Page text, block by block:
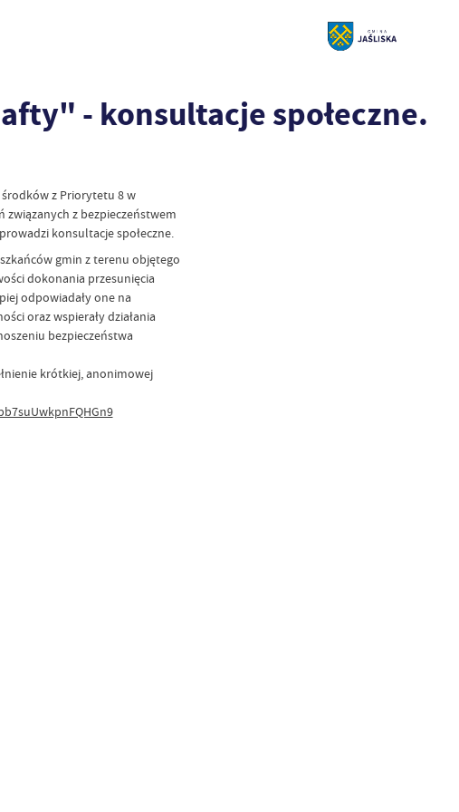
- konsultacje społeczne.
z Priorytetu 8 w
związanych z bezpieczeństwem
konsultacje społeczne.
gmin z terenu objętego
dokonania przesunięcia
odpowiadały one na
oraz wspierały działania
bezpieczeństwa
krótkiej, anonimowej